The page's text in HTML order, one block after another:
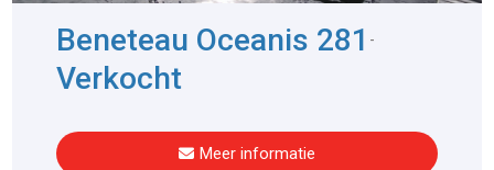
Beneteau Oceanis 281 -
Verkocht
Meer informatie